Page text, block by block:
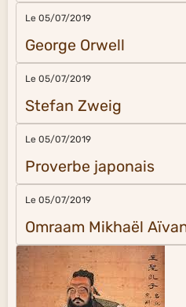
Le 05/07/2019
George Orwell
Le 05/07/2019
Stefan Zweig
Le 05/07/2019
Proverbe japonais
Le 05/07/2019
Omraam Mikhaël